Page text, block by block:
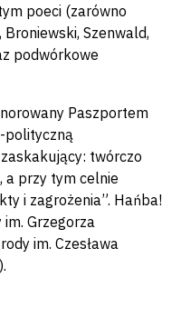
poeci (zarówno
Szenwald,
podwórkowe
Paszportem
polityczną
twórczo
a przy tym celnie
i zagrożenia”. Hańba!
Grzegorza
im. Czesława